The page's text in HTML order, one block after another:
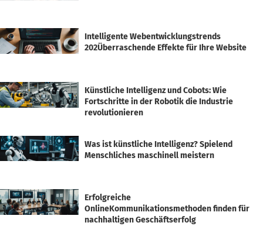
Intelligente Webentwicklungstrends
202Überraschende Effekte für Ihre Website
Künstliche Intelligenz und Cobots: Wie
Fortschritte in der Robotik die Industrie
revolutionieren
Was ist künstliche Intelligenz? Spielend
Menschliches maschinell meistern
Erfolgreiche
OnlineKommunikationsmethoden finden für
nachhaltigen Geschäftserfolg